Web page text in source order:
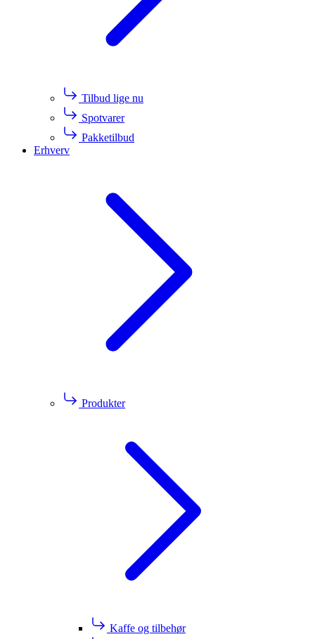
Tilbud lige nu
Spotvarer
Pakketilbud
Erhverv
Produkter
Kaffe og tilbehør